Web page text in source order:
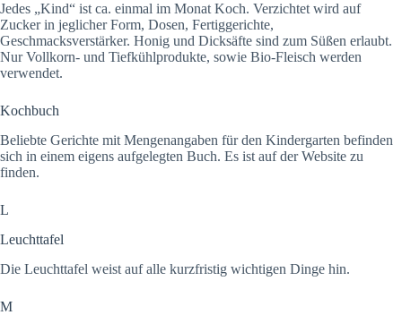
Jedes „Kind“ ist ca. einmal im Monat Koch. Verzichtet wird auf
Zucker in jeglicher Form, Dosen, Fertiggerichte,
Geschmacksverstärker. Honig und Dicksäfte sind zum Süßen erlaubt.
Nur Vollkorn- und Tiefkühlprodukte, sowie Bio-Fleisch werden
verwendet.
Kochbuch
Beliebte Gerichte mit Mengenangaben für den Kindergarten befinden
sich in einem eigens aufgelegten Buch. Es ist auf der Website zu
finden.
L
Leuchttafel
Die Leuchttafel weist auf alle kurzfristig wichtigen Dinge hin.
M